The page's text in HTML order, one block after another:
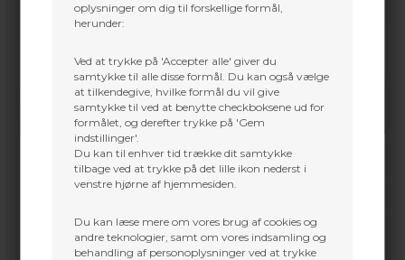
oplysninger om dig til forskellige formål,
herunder:
Ved at trykke på 'Accepter alle' giver du
samtykke til alle disse formål. Du kan også vælge
at tilkendegive, hvilke formål du vil give
samtykke til ved at benytte checkboksene ud for
formålet, og derefter trykke på 'Gem
indstillinger'.
Du kan til enhver tid trække dit samtykke
tilbage ved at trykke på det lille ikon nederst i
venstre hjørne af hjemmesiden.
Du kan læse mere om vores brug af cookies og
andre teknologier, samt om vores indsamling og
behandling af personoplysninger ved at trykke